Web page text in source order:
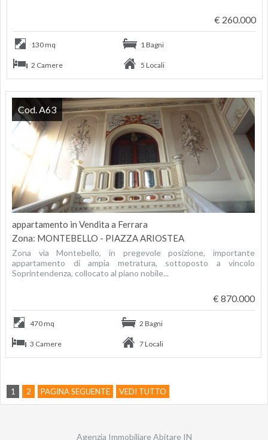
€ 260.000
130 mq 1 Bagni
2 Camere 5 Locali
appartamento in Vendita a Ferrara
Zona: MONTEBELLO - PIAZZA ARIOSTEA
Zona via Montebello, in pregevole posizione, importante
appartamento di ampia metratura, sottoposto a vincolo
Soprintendenza, collocato al piano nobile...
€ 870.000
Cod. A63
470 mq 2 Bagni
3 Camere 7 Locali
1 2 PAGINA SEGUENTE VEDI TUTTO
Agenzia Immobiliare Abitare IN